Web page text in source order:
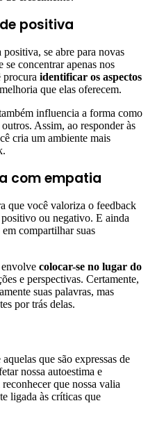
positiva
se abre para novas
concentrar apenas nos
procura identificar os aspectos
que elas oferecem.
influencia a forma como
Assim, ao responder às
cria um ambiente mais
com empatia
que você valoriza o feedback
ou negativo. E ainda
compartilhar suas
colocar-se no lugar do
e perspectivas. Certamente,
suas palavras, mas
por trás delas.
que são expressas de
nossa autoestima e
que nossa valia
ligada às críticas que